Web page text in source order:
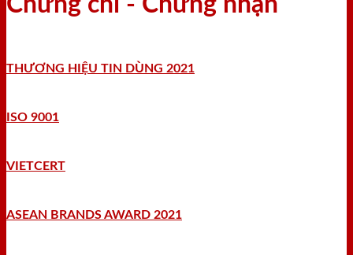
THƯƠNG HIỆU TIN DÙNG 2021
ISO 9001
VIETCERT
ASEAN BRANDS AWARD 2021